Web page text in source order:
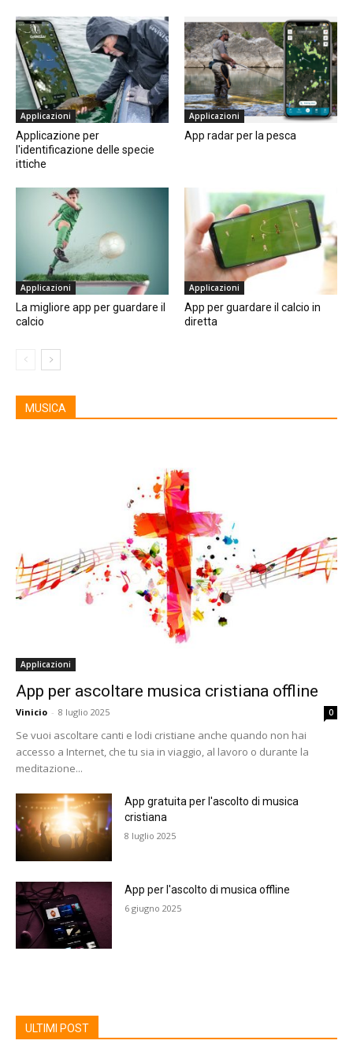
Applicazioni
Applicazione per
l'identificazione delle specie
ittiche
Applicazioni
App radar per la pesca
Applicazioni
La migliore app per guardare il
calcio
Applicazioni
App per guardare il calcio in
diretta
MUSICA
Applicazioni
App per ascoltare musica cristiana offline
Vinicio - 8 luglio 2025 0
Se vuoi ascoltare canti e lodi cristiane anche quando non hai
accesso a Internet, che tu sia in viaggio, al lavoro o durante la
meditazione...
App gratuita per l'ascolto di musica
cristiana
8 luglio 2025
App per l'ascolto di musica offline
6 giugno 2025
ULTIMI POST